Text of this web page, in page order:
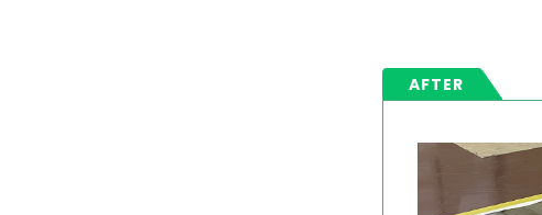
AFTER